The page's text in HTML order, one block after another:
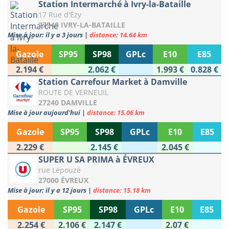
Station Intermarché à Ivry-la-Bataille
17 Rue d'Ézy
27540 IVRY-LA-BATAILLE
Mise à jour: il y a 3 jours | distance: 14.64 km
Gazole SP95 SP98 GPLc E10
E85
2.194 €
2.062 € 1.993 €
0.828 €
Station Carrefour Market à Damville
ROUTE DE VERNEUIL
27240 DAMVILLE
Mise à jour aujourd'hui | distance: 15.06 km
Gazole SP95 SP98 GPLc E10
E85
2.229 €
2.145 €
2.045 €
SUPER U SA PRIMA à ÉVREUX
rue Lépouzé
27000 ÉVREUX
Mise à jour: il y a 12 jours | distance: 15.18 km
Gazole SP95 SP98 GPLc E10
E85
2.254 €
2.106 € 2.147 € 2.07 €